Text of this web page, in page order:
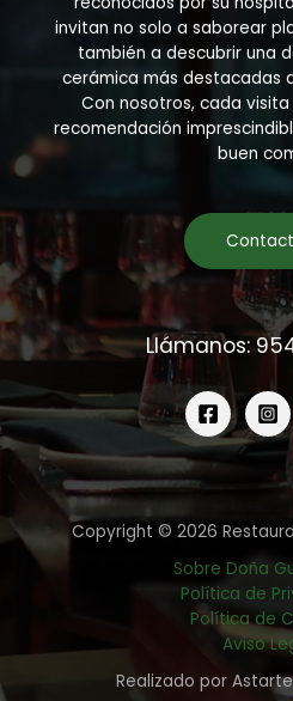
invitan no solo a saborear
también a descubrir una
cerámica más destacadas
Con nosotros, cada
recomendación
buen
Llámanos:
Copyright © 2026
Sobre Doña
Política de
Política de
Aviso
Realizado por